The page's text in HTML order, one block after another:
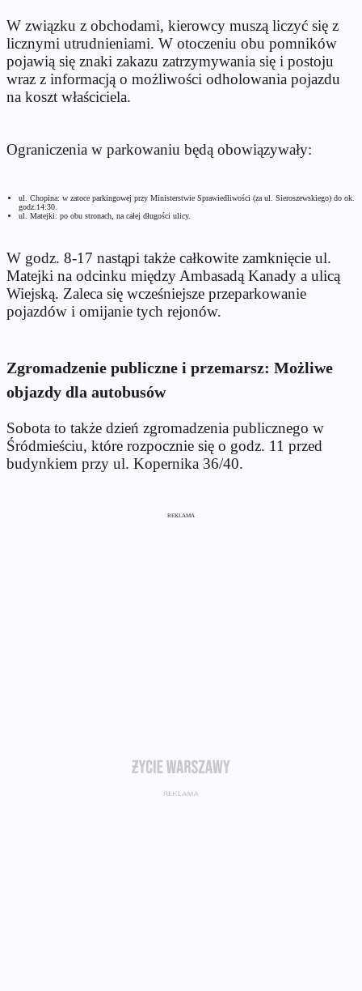
W związku z obchodami, kierowcy muszą liczyć się z
licznymi utrudnieniami. W otoczeniu obu pomników
pojawią się znaki zakazu zatrzymywania się i postoju
wraz z informacją o możliwości odholowania pojazdu
na koszt właściciela.
Ograniczenia w parkowaniu będą obowiązywały:
ul. Chopina: w zatoce parkingowej przy Ministerstwie Sprawiedliwości (za ul. Sieroszewskiego) do ok.
godz.14:30.
ul. Matejki: po obu stronach, na całej długości ulicy.
W godz. 8-17 nastąpi także całkowite zamknięcie ul.
Matejki na odcinku między Ambasadą Kanady a ulicą
Wiejską. Zaleca się wcześniejsze przeparkowanie
pojazdów i omijanie tych rejonów.
Zgromadzenie publiczne i przemarsz: Możliwe
objazdy dla autobusów
Sobota to także dzień zgromadzenia publicznego w
Śródmieściu, które rozpocznie się o godz. 11 przed
budynkiem przy ul. Kopernika 36/40.
REKLAMA